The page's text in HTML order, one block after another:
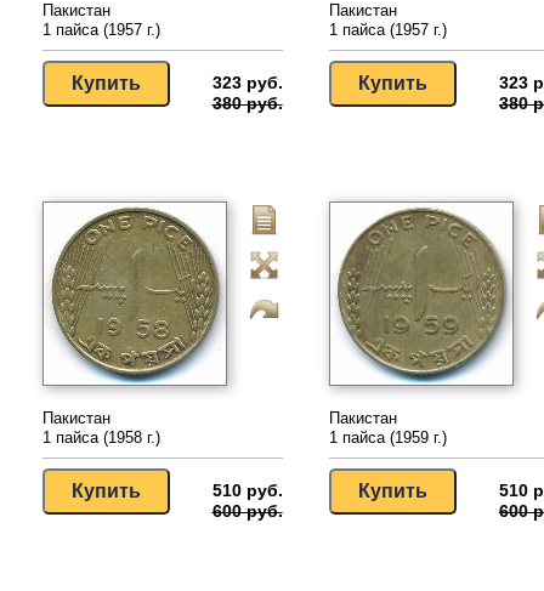
Пакистан
1 пайса (1957 г.)
323 руб.
380 руб.
Пакистан
1 пайса (1957 г.)
323
380
Пакистан
1 пайса (1958 г.)
510 руб.
600 руб.
Пакистан
1 пайса (1959 г.)
510
600